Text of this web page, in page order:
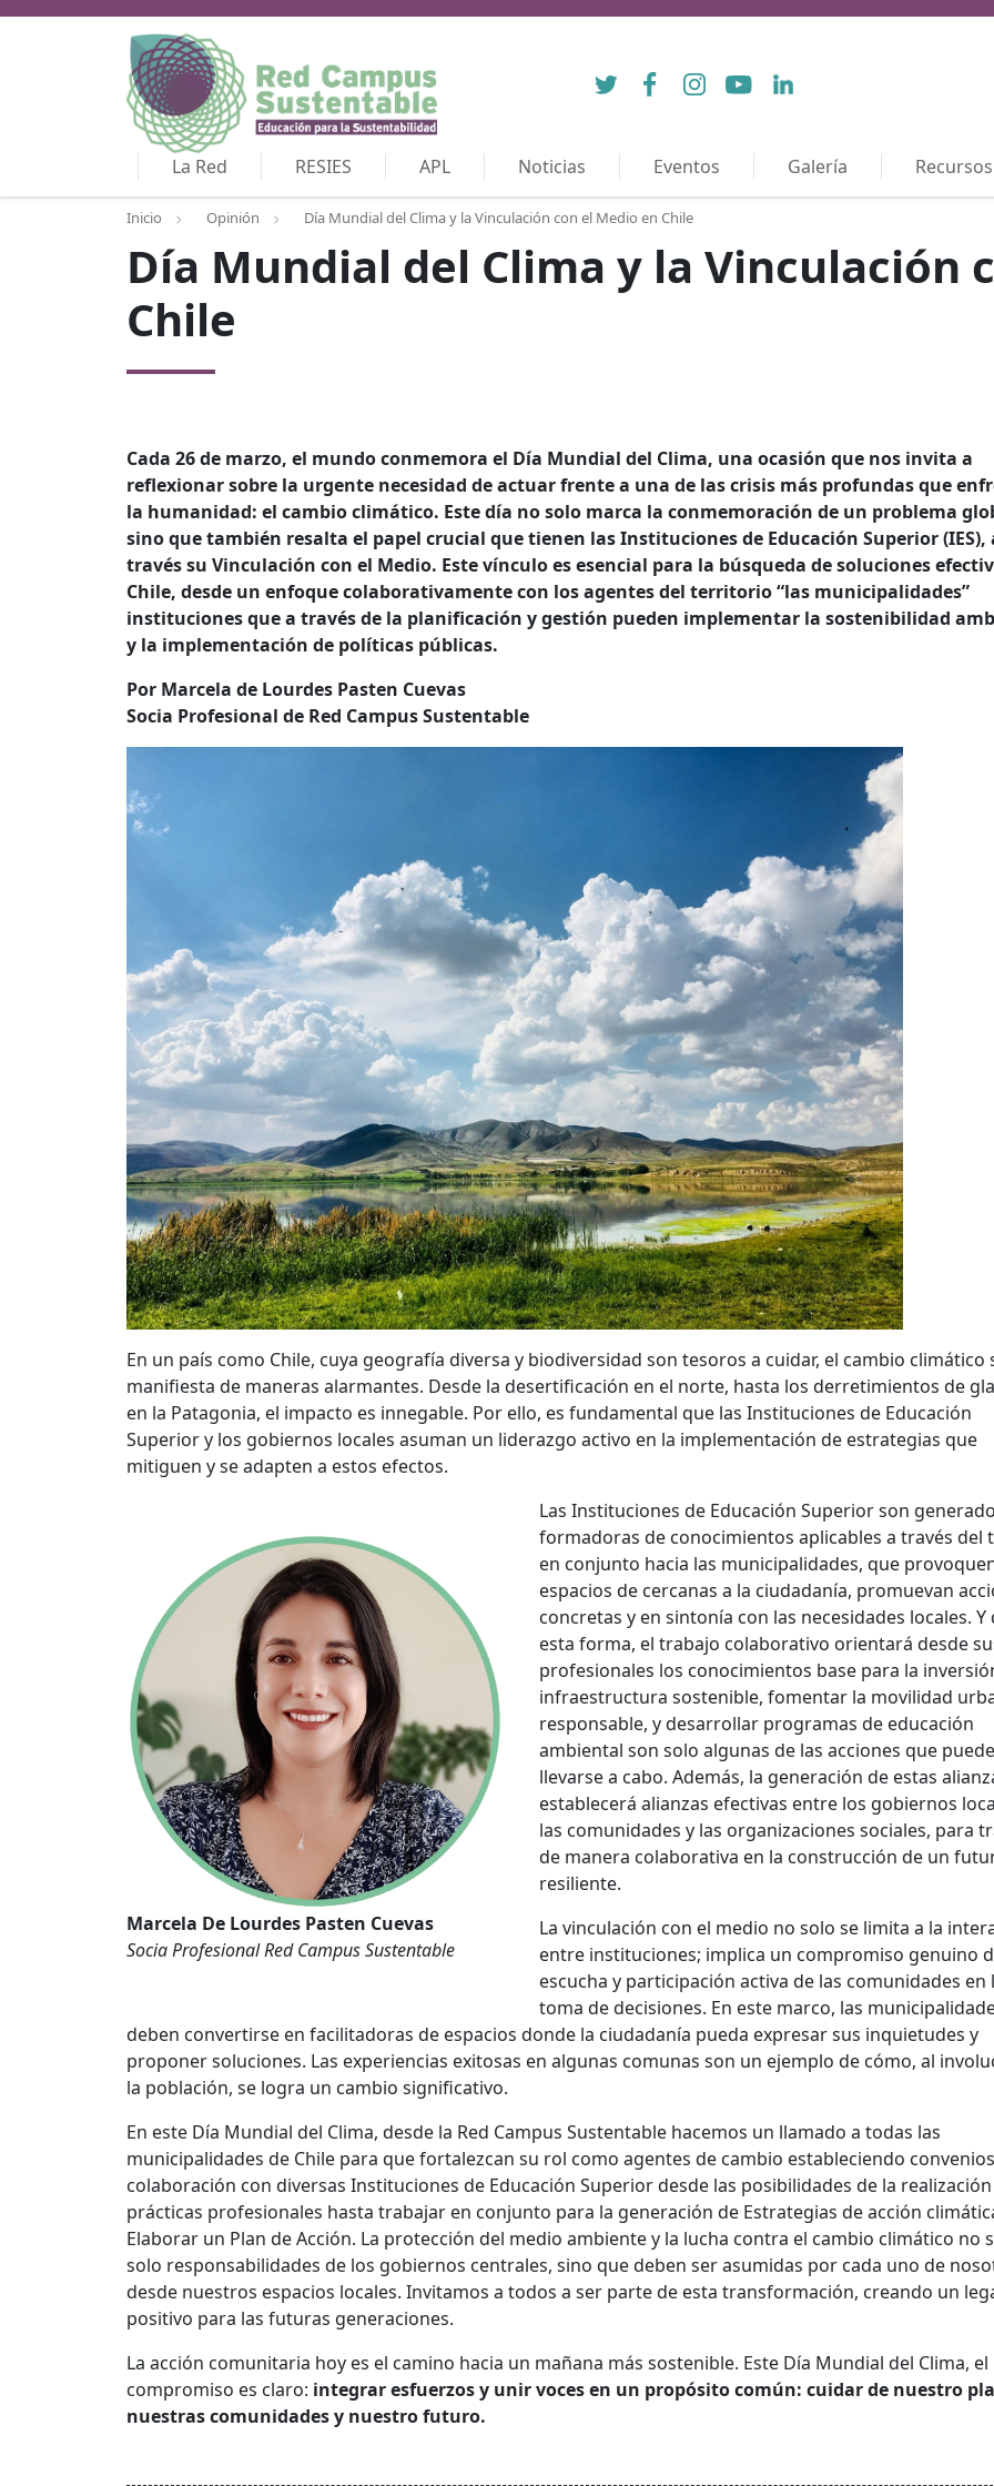
Twitter FacebookInstagramYouTubeLinkedIn
La Red RESIES APL Noticias Eventos Galería Recursos
Inicio Opinión Día Mundial del Clima y la Vinculación con el Medio en Chile
Día Mundial del Clima y la Vinculación
Chile
Cada 26 de marzo, el mundo conmemora el Día Mundial del Clima, una ocasión que nos invita a
reflexionar sobre la urgente necesidad de actuar frente a una de las crisis más profundas que
la humanidad: el cambio climático. Este día no solo marca la conmemoración de un problema
sino que también resalta el papel crucial que tienen las Instituciones de Educación Superior (IES),
través su Vinculación con el Medio. Este vínculo es esencial para la búsqueda de soluciones
Chile, desde un enfoque colaborativamente con los agentes del territorio “las municipalidades”
instituciones que a través de la planificación y gestión pueden implementar la sostenibilidad
y la implementación de políticas públicas.
Por Marcela de Lourdes Pasten Cuevas
Socia Profesional de Red Campus Sustentable
En un país como Chile, cuya geografía diversa y biodiversidad son tesoros a cuidar, el cambio climático
manifiesta de maneras alarmantes. Desde la desertificación en el norte, hasta los derretimientos de
en la Patagonia, el impacto es innegable. Por ello, es fundamental que las Instituciones de Educación
Superior y los gobiernos locales asuman un liderazgo activo en la implementación de estrategias que
mitiguen y se adapten a estos efectos.
Marcela De Lourdes Pasten Cuevas
Socia Profesional Red Campus Sustentable
Las Instituciones de Educación Superior son
formadoras de conocimientos aplicables a través del
en conjunto hacia las municipalidades, que
espacios de cercanas a la ciudadanía, promuevan
concretas y en sintonía con las necesidades locales. Y
esta forma, el trabajo colaborativo orientará desde
profesionales los conocimientos base para la
infraestructura sostenible, fomentar la movilidad
responsable, y desarrollar programas de educación
ambiental son solo algunas de las acciones que
llevarse a cabo. Además, la generación de estas
establecerá alianzas efectivas entre los gobiernos
las comunidades y las organizaciones sociales, para
de manera colaborativa en la construcción de un
resiliente.
La vinculación con el medio no solo se limita a la
entre instituciones; implica un compromiso genuino
escucha y participación activa de las comunidades en
toma de decisiones. En este marco, las
deben convertirse en facilitadoras de espacios donde la ciudadanía pueda expresar sus inquietudes y
proponer soluciones. Las experiencias exitosas en algunas comunas son un ejemplo de cómo, al
la población, se logra un cambio significativo.
En este Día Mundial del Clima, desde la Red Campus Sustentable hacemos un llamado a todas las
municipalidades de Chile para que fortalezcan su rol como agentes de cambio estableciendo
colaboración con diversas Instituciones de Educación Superior desde las posibilidades de la
prácticas profesionales hasta trabajar en conjunto para la generación de Estrategias de acción
Elaborar un Plan de Acción. La protección del medio ambiente y la lucha contra el cambio climático no
solo responsabilidades de los gobiernos centrales, sino que deben ser asumidas por cada uno de
desde nuestros espacios locales. Invitamos a todos a ser parte de esta transformación, creando un
positivo para las futuras generaciones.
La acción comunitaria hoy es el camino hacia un mañana más sostenible. Este Día Mundial del Clima, el
compromiso es claro: integrar esfuerzos y unir voces en un propósito común: cuidar de nuestro
nuestras comunidades y nuestro futuro.